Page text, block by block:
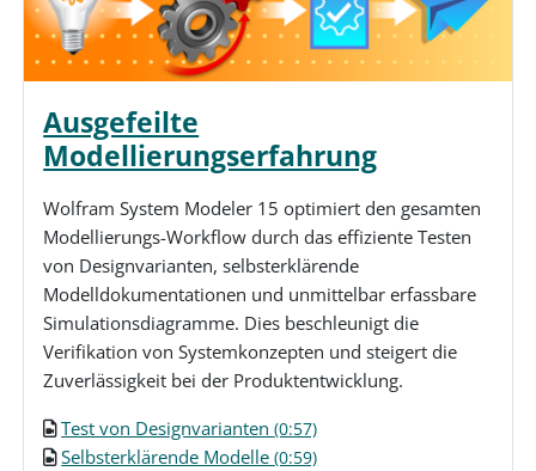
Ausgefeilte
Modellierungserfahrung
Wolfram System Modeler 15 optimiert den gesamten
Modellierungs-Workflow durch das effiziente Testen
von Designvarianten, selbsterklärende
Modelldokumentationen und unmittelbar erfassbare
Simulationsdiagramme. Dies beschleunigt die
Verifikation von Systemkonzepten und steigert die
Zuverlässigkeit bei der Produktentwicklung.
Test von Designvarianten(0:57)
Selbsterklärende Modelle(0:59)